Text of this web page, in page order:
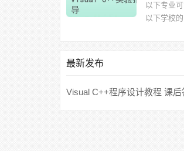
以下专业
以下学校
最新发布
Visual C++程序设计教程 课